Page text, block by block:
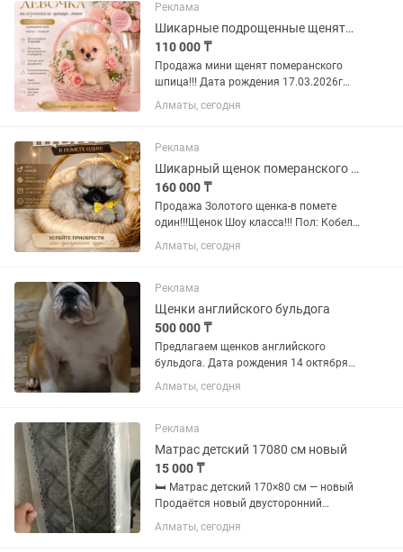
Реклама
Шикарные подрощенные щенята померанского шпица мини.Доставка по РК
110 000 ₸
Продажа мини щенят померанского
шпица!!! Дата рождения 17.03.2026г
Окрас: Девочка-рыжая, цена 110 000
Мальчик-крем-соболь, цена 150 000
имеют полный пакет документов...
Алматы, сегодня
Реклама
Шикарный щенок померанского шпица Шоу класса. Мишка. Миник. Доставка по РК
160 000 ₸
Продажа Золотого щенка-в помете
один!!!Щенок Шоу класса!!! Пол: Кобель
Окрас: Крем-соболь Дата рождения
23.04.2026г Плоская мордочка,
пакет документов и все...
Алматы, сегодня
Реклама
Щенки английского бульдога
500 000 ₸
Предлагаем щенков английского
бульдога. Дата рождения 14 октября
2025 года. Окрас,рыже-белые. Щенки
породные,с документами системы FCI.
Заинтересованным,просим писать на .
Всю...
Алматы, сегодня
Реклама
Матрас детский 17080 см новый
15 000 ₸
🛏️ Матрас детский 170×80 см — новый
Продаётся новый двусторонний
матрас размером 170×80 см. ✅
Абсолютно новый ✅ В заводской
Алматы, сегодня